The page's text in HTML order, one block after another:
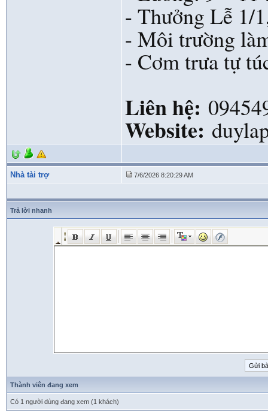
- Thưởng Lễ 1/
- Môi trường
- Cơm trưa tự
Liên hệ:
Website:
Nhà tài trợ 7/6/2026 8:20:29 AM
Trả lời nhanh
Thành viên đang xem
Có 1 người dùng đang xem (1 khách)